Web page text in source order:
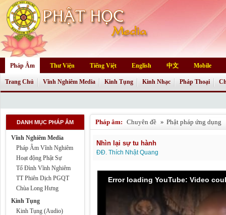
Pháp Âm Thư Viện Tiếng Việt English 中文 Mobile
Trang Chủ Vĩnh Nghiêm Media Kinh Tụng Kinh Nhạc Pháp Thoại
DANH MỤC PHÁP ÂM
Vĩnh Nghiêm Media
Pháp Âm Vĩnh Nghiêm
Hoạt động Phật Sự
Tổ Đình Vĩnh Nghiêm
TT Phiên Dịch PGQT
Chùa Long Hưng
Kinh Tụng
Kinh Tụng (Audio)
Pháp âm: Chuyên đề » Phật pháp ứng dụng
Nhìn lại sự tu hành
ĐĐ. Thích Nhật Quang
Error loading YouTube: Video